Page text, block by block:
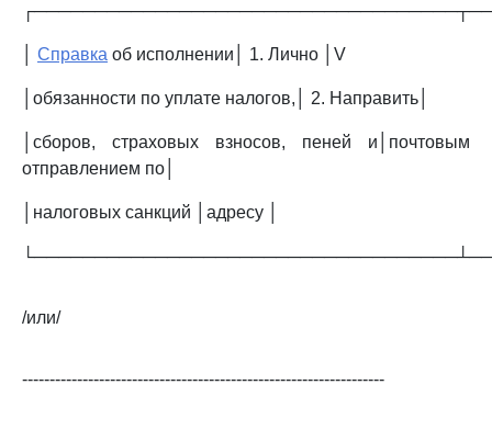
Справка об исполнении│ 1. Лично │V
│обязанности по уплате налогов,│ 2. Направить│
│сборов, страховых взносов, пеней и│почтовым
отправлением по│
│налоговых санкций │адресу │
/или/
------------------------------------------------------------------